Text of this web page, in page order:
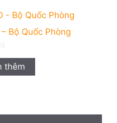
Bộ Quốc Phòng
thêm